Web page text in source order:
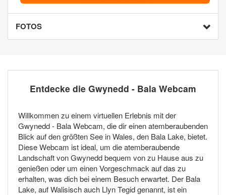
FOTOS
Entdecke die Gwynedd - Bala Webcam
Willkommen zu einem virtuellen Erlebnis mit der
Gwynedd - Bala Webcam, die dir einen atemberaubenden
Blick auf den größten See in Wales, den Bala Lake, bietet.
Diese Webcam ist ideal, um die atemberaubende
Landschaft von Gwynedd bequem von zu Hause aus zu
genießen oder um einen Vorgeschmack auf das zu
erhalten, was dich bei einem Besuch erwartet. Der Bala
Lake, auf Walisisch auch Llyn Tegid genannt, ist ein